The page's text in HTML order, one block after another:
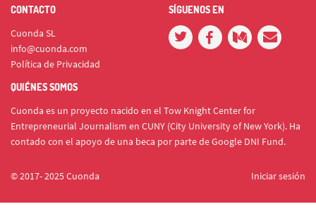
CONTACTO
Cuonda SL
info@cuonda.com
Política de Privacidad
SÍGUENOS EN
QUIÉNES SOMOS
Cuonda es un proyecto nacido en el Tow Knight Center for
Entrepreneurial Journalism en CUNY (City University of New York). Ha
contado con el apoyo de una beca por parte de Google DNI Fund.
© 2017- 2025 Cuonda Iniciar sesión